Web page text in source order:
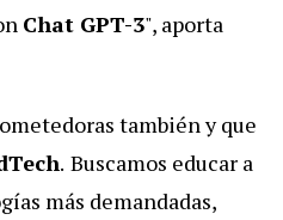
Chat GPT-3", aporta
también y que
. Buscamos educar a
más demandadas,